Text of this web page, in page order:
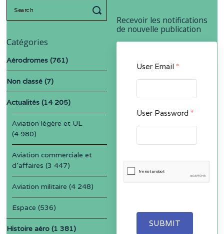
Recevoir les notifications
de nouvelle publication
User Email *
User Password *
SUBMIT
Catégories
Aérodromes (761)
Non classé (7)
Actualités (14 205)
Aviation légère et UL
(4 980)
Aviation commerciale et
d'affaires (3 447)
Aviation militaire (4 248)
Espace (536)
Histoire aéro (1 381)